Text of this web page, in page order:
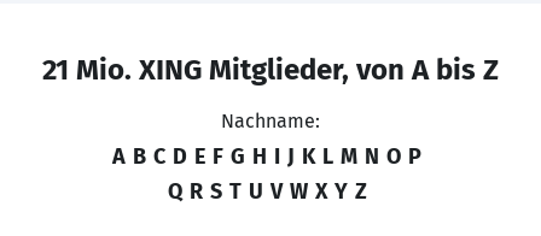
21 Mio. XING Mitglieder, von A bis Z
Nachname:
A B C D E F G H I J K L M N O P
Q R S T U V W X Y Z